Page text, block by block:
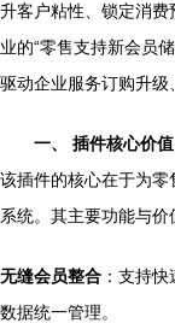
升客户粘性、锁定消
业的“零售支持新会员
驱动企业服务订购升级
一、 插件核心价
该插件的核心在于为
系统。其主要功能与价
无缝会员整合 ：支持
数据统一管理。